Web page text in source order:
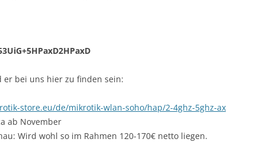
er bei uns hier zu finden sein:
store.eu/de/mikrotik-wlan-soho/hap/2-4ghz-5ghz-ax
ab November
Wird wohl so im Rahmen 120-170€ netto liegen.